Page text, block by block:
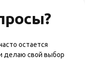
остается
делаю свой выбор